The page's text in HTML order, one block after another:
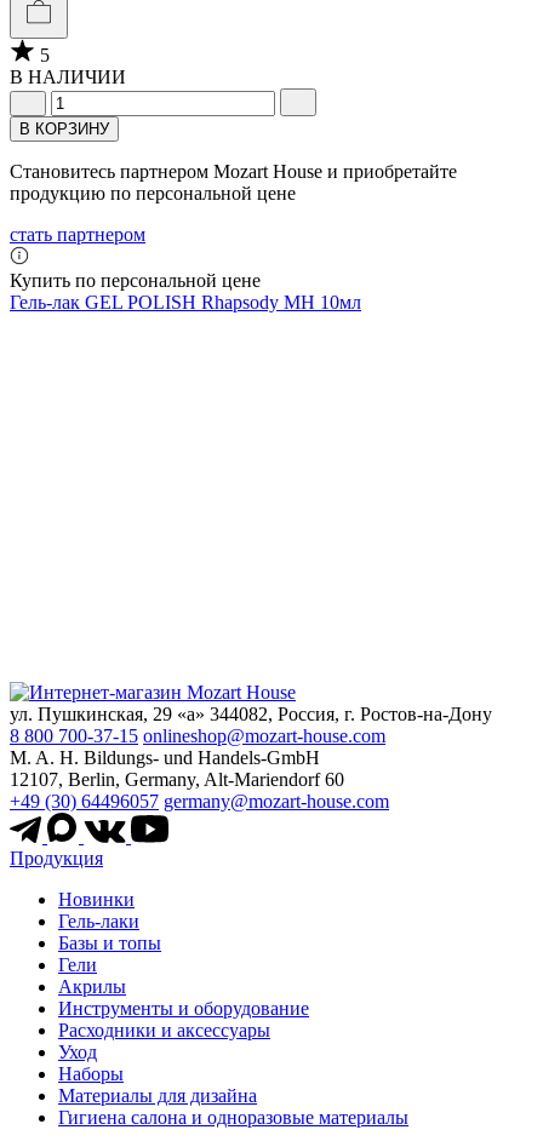
5
В НАЛИЧИИ
В КОРЗИНУ
Становитесь партнером Mozart House и приобретайте
продукцию по персональной цене
стать партнером
Купить по персональной цене
Гель-лак GEL POLISH Rhapsody MH 10мл
ул. Пушкинская, 29 «а» 344082, Россия, г. Ростов-на-Дону
8 800 700-37-15 onlineshop@mozart-house.com
M. A. H. Bildungs- und Handels-GmbH
12107, Berlin, Germany, Alt-Mariendorf 60
+49 (30) 64496057 germany@mozart-house.com
Продукция
Новинки
Гель-лаки
Базы и топы
Гели
Акрилы
Инструменты и оборудование
Расходники и аксессуары
Уход
Наборы
Материалы для дизайна
Гигиена салона и одноразовые материалы